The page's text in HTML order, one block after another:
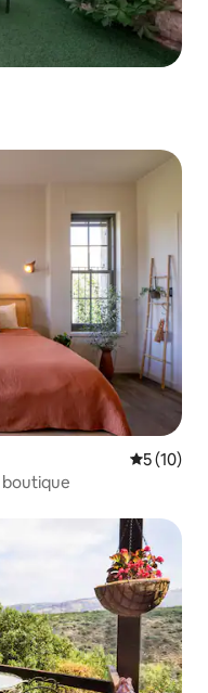
5 de uma
5 (10)
boutique